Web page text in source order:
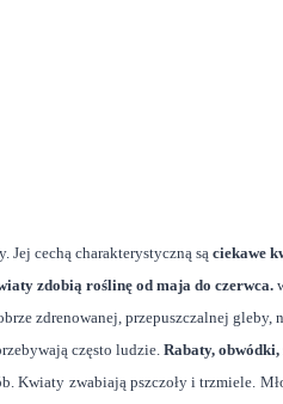
Jej cechą charakterystyczną sąciekawe
zdobią roślinę od maja do czerwca.
zdrenowanej, przepuszczalnej gleby,
często ludzie. Rabaty,
Kwiaty zwabiają pszczoły i trzmiele.